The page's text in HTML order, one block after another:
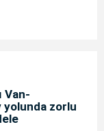
Van-
yolunda zorlu